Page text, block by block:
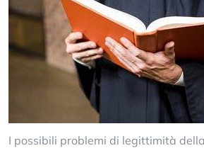
I possibili problemi di legittimità